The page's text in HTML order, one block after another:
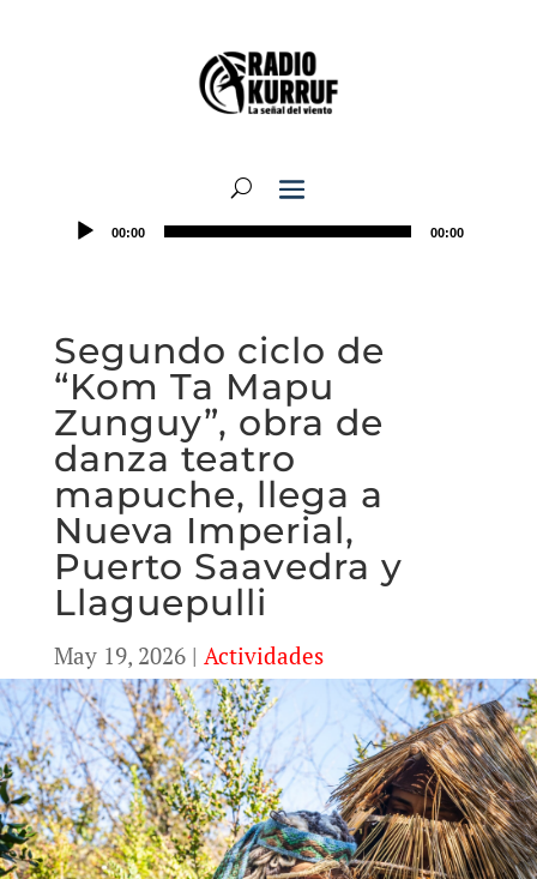
00:00 00:00
Segundo ciclo de
“Kom Ta Mapu
Zunguy”, obra de
danza teatro
mapuche, llega a
Nueva Imperial,
Puerto Saavedra y
Llaguepulli
May 19, 2026| Actividades